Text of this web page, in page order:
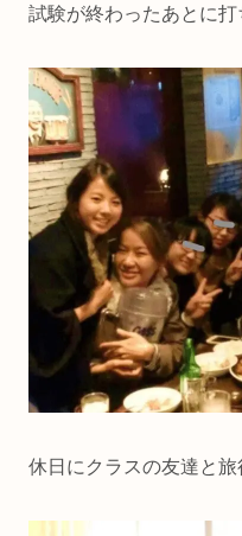
試験が終わったあとに打
休日にクラスの友達と旅